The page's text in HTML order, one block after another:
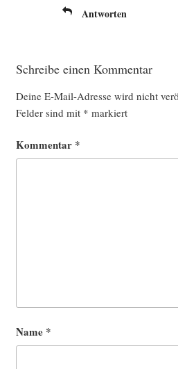
Antworten
Schreibe einen Kommentar
Deine E-Mail-Adresse wird nicht
Felder sind mit * markiert
Kommentar *
Name *